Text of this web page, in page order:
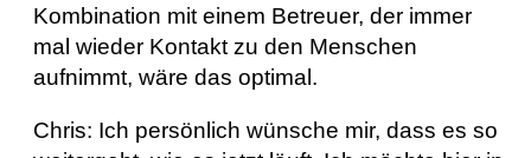
Kombination mit einem Betreuer, der immer
mal wieder Kontakt zu den Menschen
aufnimmt, wäre das optimal.
Chris: Ich persönlich wünsche mir, dass es so